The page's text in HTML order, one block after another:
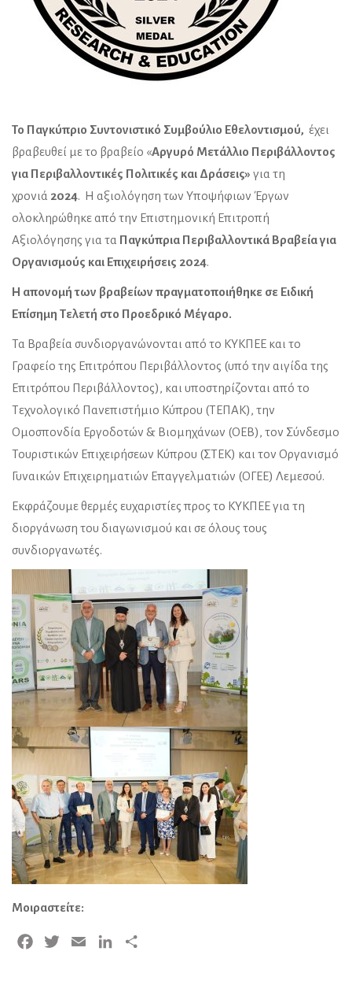
Το Παγκύπριο Συντονιστικό Συμβούλιο Εθελοντισμού, έχει
βραβευθεί με το βραβείο «Αργυρό Μετάλλιο Περιβάλλοντος
για Περιβαλλοντικές Πολιτικές και Δράσεις» για τη
χρονιά 2024. Η αξιολόγηση των Υποψήφιων Έργων
ολοκληρώθηκε από την Επιστημονική Επιτροπή
Αξιολόγησης για τα Παγκύπρια Περιβαλλοντικά Βραβεία για
Οργανισμούς και Επιχειρήσεις 2024.
Η απονομή των βραβείων πραγματοποιήθηκε σε Ειδική
Επίσημη Τελετή στο Προεδρικό Μέγαρο.
Τα Βραβεία συνδιοργανώνονται από το ΚΥΚΠΕΕ και το
Γραφείο της Επιτρόπου Περιβάλλοντος (υπό την αιγίδα της
Επιτρόπου Περιβάλλοντος), και υποστηρίζονται από το
Τεχνολογικό Πανεπιστήμιο Κύπρου (ΤΕΠΑΚ), την
Ομοσπονδία Εργοδοτών & Βιομηχάνων (ΟΕΒ), τον Σύνδεσμο
Τουριστικών Επιχειρήσεων Κύπρου (ΣΤΕΚ) και τον Οργανισμό
Γυναικών Επιχειρηματιών Επαγγελματιών (ΟΓΕΕ) Λεμεσού.
Εκφράζουμε θερμές ευχαριστίες προς το ΚΥΚΠΕΕ για τη
διοργάνωση του διαγωνισμού και σε όλους τους
συνδιοργανωτές.
Μοιραστείτε:
Facebook
Twitter Email LinkedIn